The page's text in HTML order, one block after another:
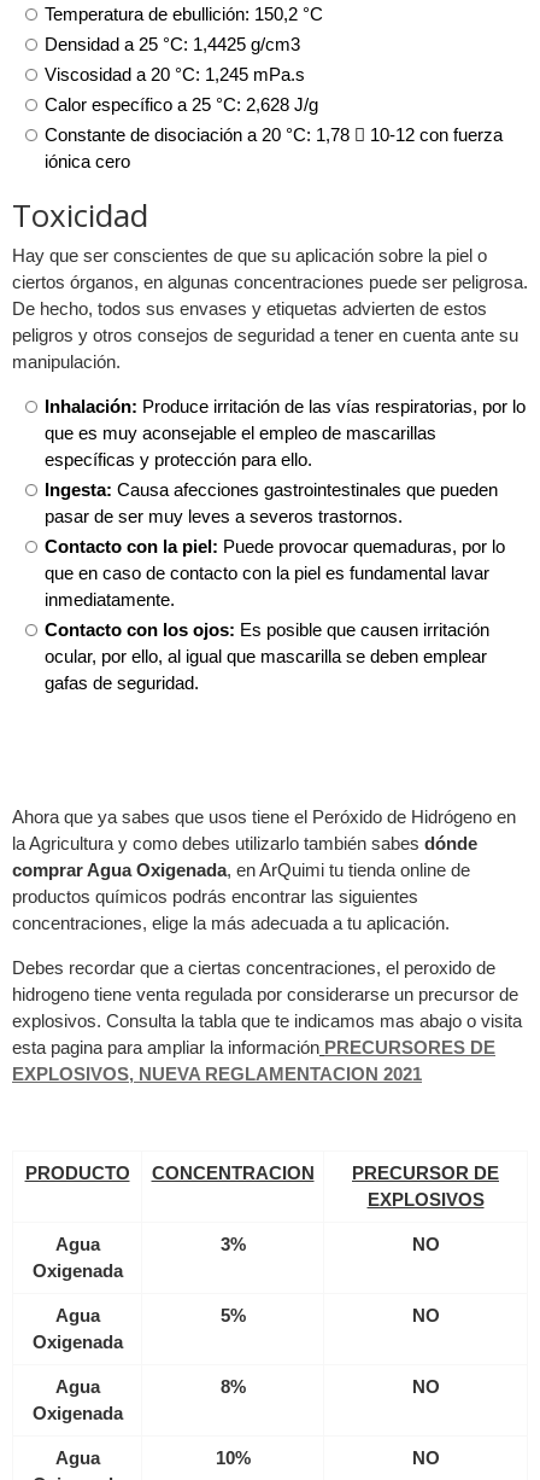
Temperatura de ebullición: 150,2 °C
Densidad a 25 °C: 1,4425 g/cm3
Viscosidad a 20 °C: 1,245 mPa.s
Calor específico a 25 °C: 2,628 J/g
Constante de disociación a 20 °C: 1,78  10-12 con fuerza
iónica cero
Toxicidad
Hay que ser conscientes de que su aplicación sobre la piel o
ciertos órganos, en algunas concentraciones puede ser peligrosa.
De hecho, todos sus envases y etiquetas advierten de estos
peligros y otros consejos de seguridad a tener en cuenta ante su
manipulación.
Inhalación: Produce irritación de las vías respiratorias, por lo
que es muy aconsejable el empleo de mascarillas
específicas y protección para ello.
Ingesta: Causa afecciones gastrointestinales que pueden
pasar de ser muy leves a severos trastornos.
Contacto con la piel: Puede provocar quemaduras, por lo
que en caso de contacto con la piel es fundamental lavar
inmediatamente.
Contacto con los ojos: Es posible que causen irritación
ocular, por ello, al igual que mascarilla se deben emplear
gafas de seguridad.
Ahora que ya sabes que usos tiene el Peróxido de Hidrógeno en
la Agricultura y como debes utilizarlo también sabes dónde
comprar Agua Oxigenada, en ArQuimi tu tienda online de
productos químicos podrás encontrar las siguientes
concentraciones, elige la más adecuada a tu aplicación.
Debes recordar que a ciertas concentraciones, el peroxido de
hidrogeno tiene venta regulada por considerarse un precursor de
explosivos. Consulta la tabla que te indicamos mas abajo o visita
esta pagina para ampliar la información PRECURSORES DE
EXPLOSIVOS, NUEVA REGLAMENTACION 2021
PRODUCTO CONCENTRACION
PRECURSOR DE
EXPLOSIVOS
Agua
Oxigenada
3% NO
Agua
Oxigenada
5% NO
Agua
Oxigenada
8% NO
Agua
10% NO